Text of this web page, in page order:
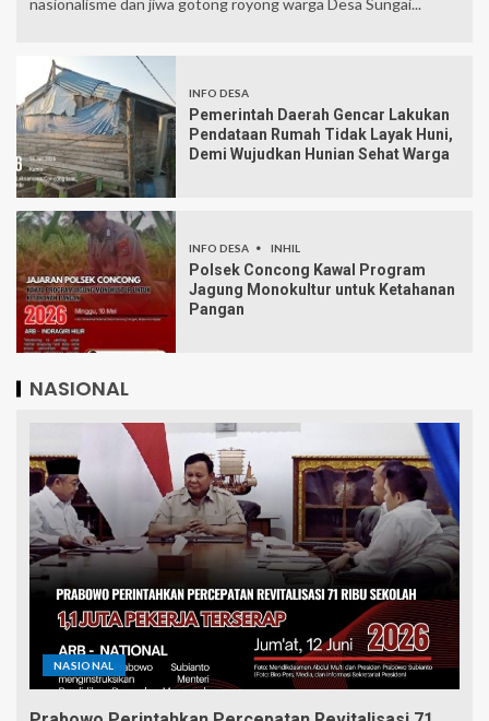
nasionalisme dan jiwa gotong royong warga Desa Sungai...
INFO DESA
Pemerintah Daerah Gencar Lakukan
Pendataan Rumah Tidak Layak Huni,
Demi Wujudkan Hunian Sehat Warga
INFO DESA INHIL
Polsek Concong Kawal Program
Jagung Monokultur untuk Ketahanan
Pangan
NASIONAL
NASIONAL